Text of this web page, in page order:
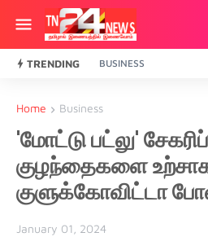
TRENDING BUSINESS
Home Business
'மோட்டு பட்லு'
குழந்தைகளை
குளுக்கோவிட்டா
January 01, 2024